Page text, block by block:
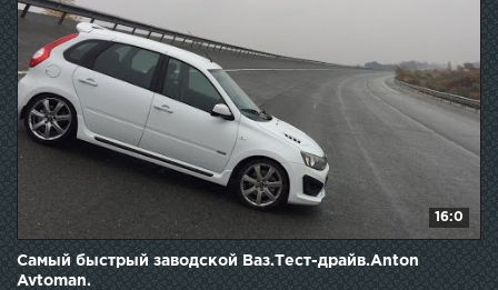
16:0
Самый быстрый заводской Ваз.Тест-драйв.Anton
Avtoman.